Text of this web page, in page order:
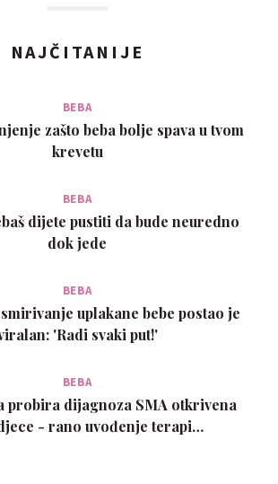
NAJČITANIJE
BEBA
zašto beba bolje spava u tvom
krevetu
BEBA
dijete pustiti da bude neuredno
dok jede
BEBA
uplakane bebe postao je
'Radi svaki put!'
BEBA
probira dijagnoza SMA otkrivena
- rano uvođenje terapi…